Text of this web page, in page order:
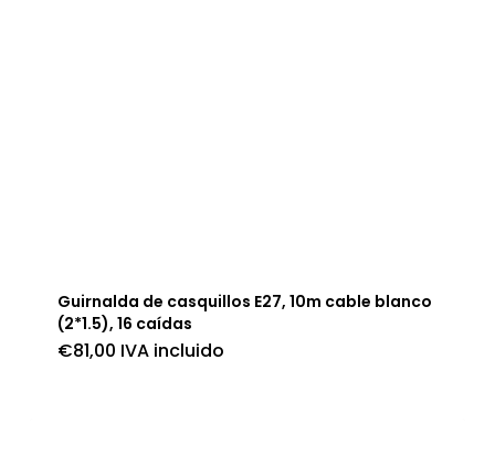
Guirnalda de casquillos E27, 10m cable blanco
(2*1.5), 16 caídas
€81,00 IVA incluido